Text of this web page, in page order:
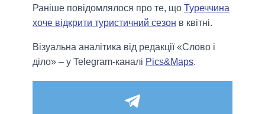
Раніше повідомлялося про те, що Туреччина
хоче відкрити туристичний сезон в квітні.
Візуальна аналітика від редакції «Слово і
діло» – у Telegram-каналі Pics&Maps.